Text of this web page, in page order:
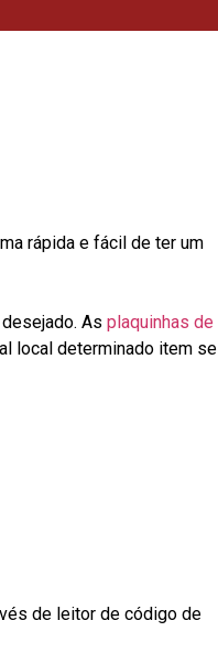
rápida e fácil de ter um
As plaquinhas de
local determinado item se
de leitor de código de